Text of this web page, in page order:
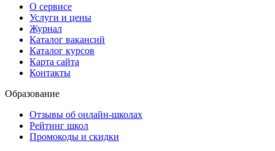
О сервисе
Услуги и цены
Журнал
Каталог вакансий
Каталог курсов
Карта сайта
Контакты
Образование
Отзывы об онлайн-школах
Рейтинг школ
Промокоды и скидки